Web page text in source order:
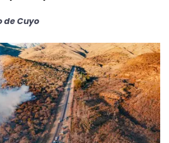
de Cuyo